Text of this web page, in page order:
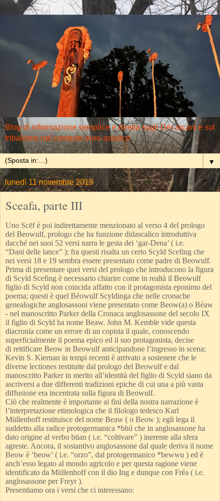
Blog di informazione semplice e diretta sugli Dèi arcani e sul
tribalismo nel contesto euro-asiatico
▼
lunedì 11 novembre 2019
Sceafa, parte III
Uno Scēf è poi indirettamente menzionato al verso 4 del prologo
del Beowulf, prologo che ha funzione didascalico introduttiva
dacché nei suoi 52 versi narra le gesta dei ‘gar-Dena’ ( i.e.
“Dani delle lance” ); fra questi risalta un certo Scyld Scefing che
nei versi 18 e 19 sembra essere presentato come padre di Beowulf.
Prima di presentare quei versi del prologo che introducono la figura
di Scyld Scefing è necessario chiarire come in realtà il Beowulf
figlio di Scyld non coincida affatto con il protagonista eponimo del
poema; questi è quel Béowulf Scyldinga che nelle cronache
genealogiche anglosassoni viene presentato come Beow(a) o Béaw
- nel manoscritto Parker della Cronaca anglosassone del secolo IX
il figlio di Scyld ha nome Beaw. John M. Kemble vide questa
diacronia come un errore di un copista il quale, conoscendo
superficialmente il poema epico ed il suo protagonista, decise
di rettificare Beow in Beowulf anticipandone l’ingresso in scena;
Kevin S. Kiernan in tempi recenti è arrivato a sostenere che le
diverse lectiones restituite dal prologo del Beowulf e dal
manoscritto Parker in merito all’identità del figlio di Scyld siano da
ascriversi a due differenti tradizioni epiche di cui una a più vasta
diffusione era incentrata sulla figura di Beowulf.
Ciò che realmente è importante ai fini della nostra narrazione è
l’interpretazione etimologica che il filologo tedesco Karl
Müllenhoff restituisce del nome Beaw ( o Beow ); egli lega il
suddetto alla radice protogermanica *bhú che in anglosassone ha
dato origine al verbo būan ( i.e. “coltivare” ) inerente alla sfera
agreste. Ancora, il sostantivo anglosassone dal quale deriva il nome
Beow è ‘beow’ ( i.e. “orzo”, dal protogermanico *bewwu ) ed è
anch’esso legato al mondo agricolo e perquesta ragione viene
identificato da Müllenhoff con il dio Ing e dunque con Fréa ( i.e.
anglosassone per Freyr ).
Presentiamo ora i versi che ci interessano: